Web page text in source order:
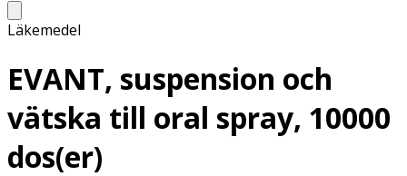
Läkemedel
EVANT, suspension och
vätska till oral spray, 10000
dos(er)